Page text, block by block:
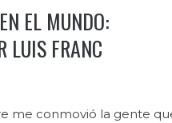
EL MUNDO:
LUIS FRANC
me conmovió la gente